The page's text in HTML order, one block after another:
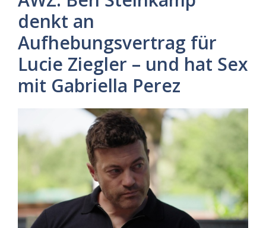
denkt an
Aufhebungsvertrag für
Lucie Ziegler – und hat Sex
mit Gabriella Perez